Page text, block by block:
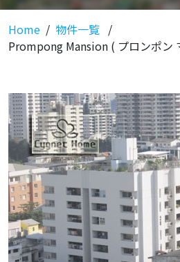
Home
物件一覧
Prompong Mansion ( プロンポン